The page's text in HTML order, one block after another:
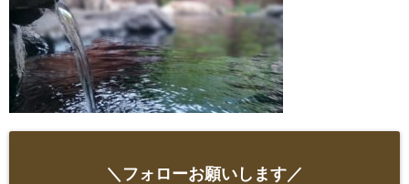
＼フォローお願いします／